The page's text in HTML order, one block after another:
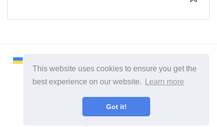
This website uses cookies to ensure you get the
best experience on our website.
Learn more
Got it!
2026 ©Remontcompa
Kõik kategooriad